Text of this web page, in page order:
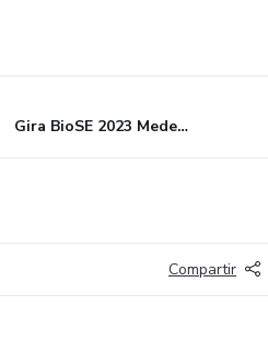
Gira BioSE 2023 Medellín
Compartir